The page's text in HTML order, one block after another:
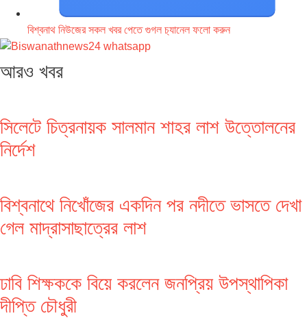
বিশ্বনাথ নিউজের সকল খবর পেতে গুগল চ‌্যানেল ফলো করুন
আরও খবর
সিলেটে চিত্রনায়ক সালমান শাহর লাশ উত্তোলনের
নির্দেশ
বিশ্বনাথে নিখোঁজের একদিন পর নদীতে ভাসতে দেখা
গেল মাদ্রাসাছাত্রের লাশ
ঢাবি শিক্ষককে বিয়ে করলেন জনপ্রিয় উপস্থাপিকা
দীপ্তি চৌধুরী